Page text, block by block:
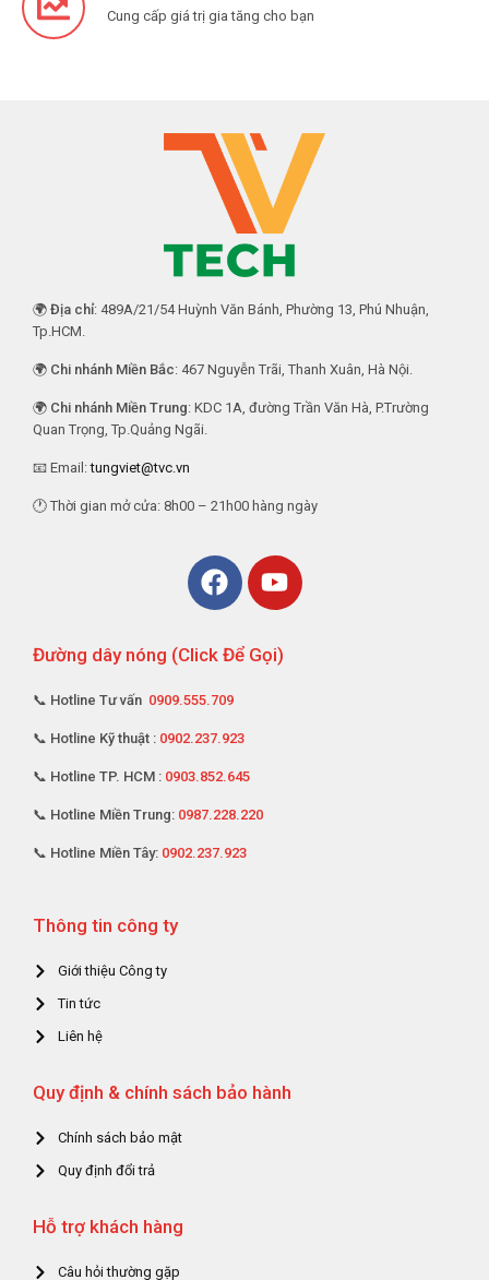
Cung cấp giá trị gia tăng cho bạn
🌍 Địa chỉ: 489A/21/54 Huỳnh Văn Bánh, Phường 13, Phú Nhuận,
Tp.HCM.
🌍 Chi nhánh Miền Bắc: 467 Nguyễn Trãi, Thanh Xuân, Hà Nội.
🌍 Chi nhánh Miền Trung: KDC 1A, đường Trần Văn Hà, P.Trường
Quan Trọng, Tp.Quảng Ngãi.
📧 Email:tungviet@tvc.vn
🕐 Thời gian mở cửa: 8h00 – 21h00 hàng ngày
Đường dây nóng (Click Để Gọi)
📞 Hotline Tư vấn 0909.555.709
📞 Hotline Kỹ thuật : 0902.237.923
📞 Hotline TP. HCM : 0903.852.645
📞 Hotline Miền Trung: 0987.228.220
📞 Hotline Miền Tây: 0902.237.923
Thông tin công ty
Giới thiệu Công ty
Tin tức
Liên hệ
Quy định & chính sách bảo hành
Chính sách bảo mật
Quy định đổi trả
Hỗ trợ khách hàng
Câu hỏi thường gặp